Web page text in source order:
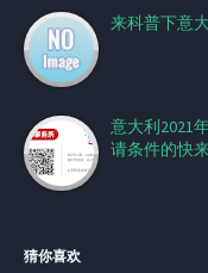
来科普下意
意大利2021
请条件的快
猜你喜欢